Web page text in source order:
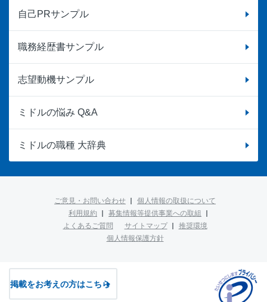
自己PRサンプル
職務経歴書サンプル
志望動機サンプル
ミドルの悩み Q&A
ミドルの職種 大辞典
ご意見・お問い合わせ
個人情報の取扱について
利用規約
募集情報等提供事業への取組
よくあるご質問
サイトマップ
推奨環境
個人情報保護方針
掲載をお考えの方はこちら